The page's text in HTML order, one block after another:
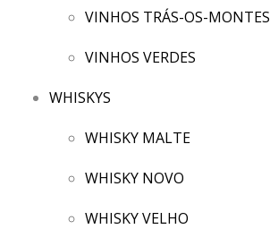
VINHOS TRÁS-OS-MONTES
VINHOS VERDES
WHISKYS
WHISKY MALTE
WHISKY NOVO
WHISKY VELHO